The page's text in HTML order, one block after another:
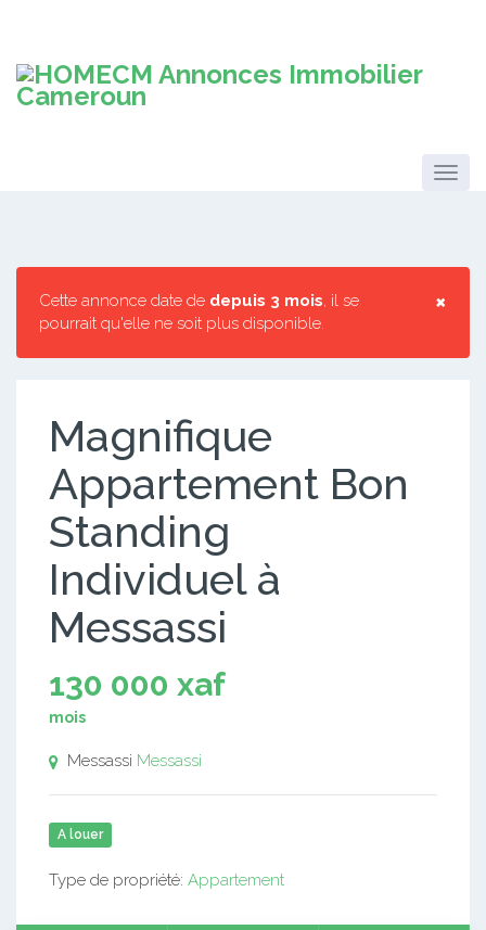
×
Cette annonce date de depuis 3 mois, il se
pourrait qu'elle ne soit plus disponible.
Magnifique
Appartement Bon
Standing
Individuel à
Messassi
130 000 xaf
mois
Messassi Messassi
A louer
Type de propriété: Appartement